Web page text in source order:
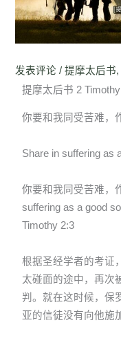
发表评论 /提摩太后书
提摩太后书 2
你要和我同受苦难，
Share in suffering as
你要和我同受苦难，
suffering as a good
Timothy 2:3
根据圣经学者的考证
太碰面的途中，再次
判。就在这时候，保
亚的信徒没有向他施